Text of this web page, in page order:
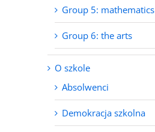
Group 5: mathematics
Group 6: the arts
O szkole
Absolwenci
Demokracja szkolna